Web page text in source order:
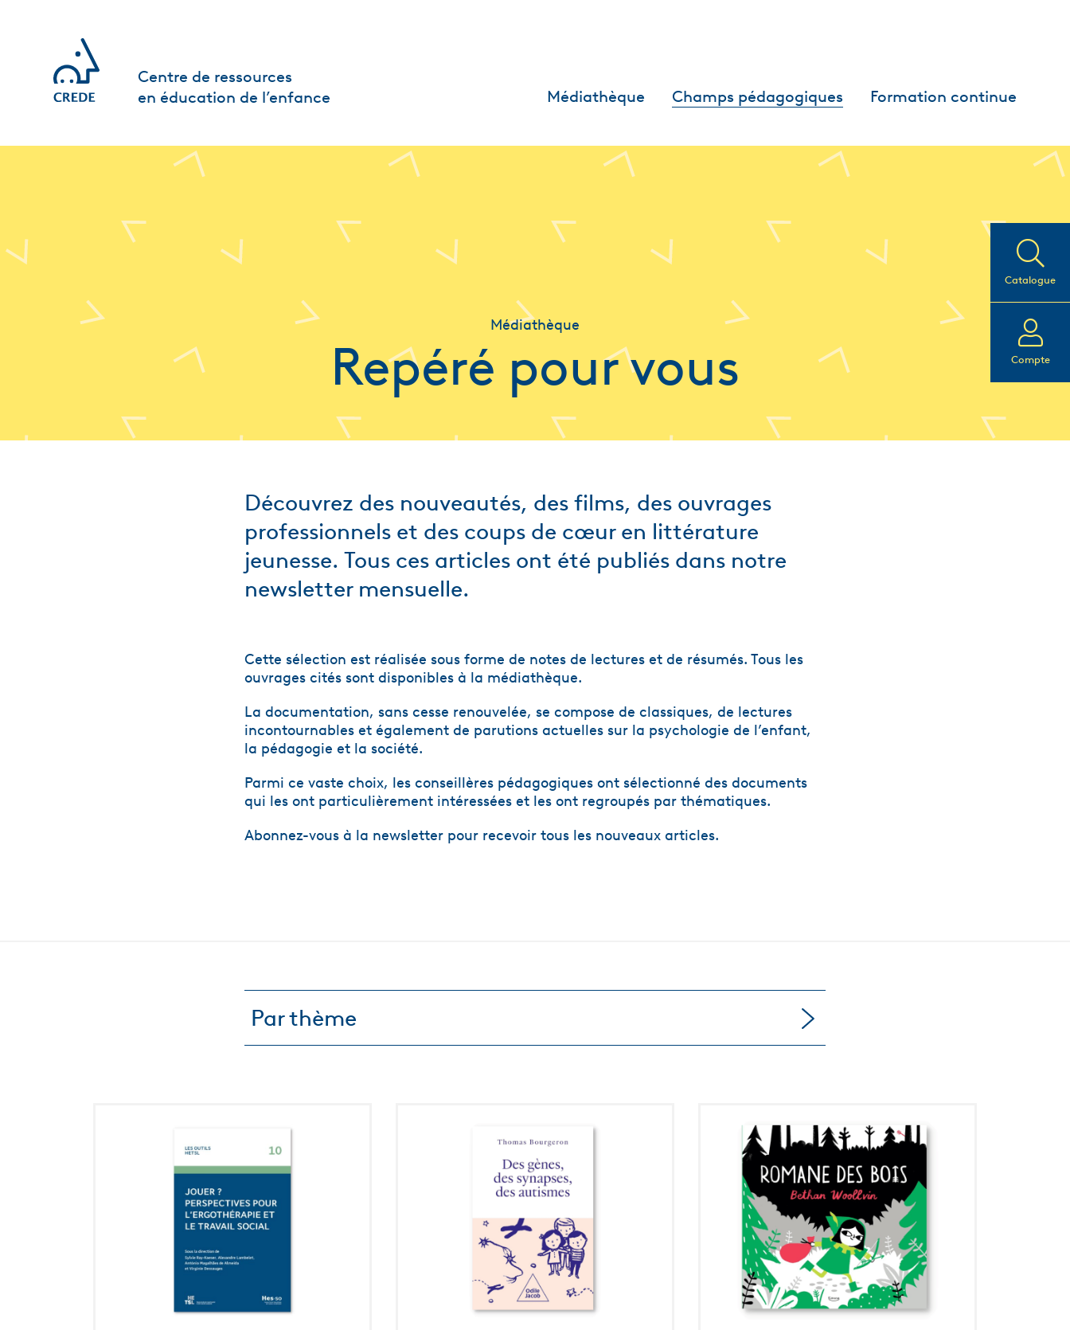
Catalogue
Compte
Centre de ressources
en éducation de l’enfance
Médiathèque Champs pédagogiques Formation continue
Médiathèque
Repéré pour vous
Découvrez des nouveautés, des films, des ouvrages
professionnels et des coups de cœur en littérature
jeunesse. Tous ces articles ont été publiés dans notre
newsletter mensuelle.
Cette sélection est réalisée sous forme de notes de lectures et de résumés. Tous les
ouvrages cités sont disponibles à la médiathèque.
La documentation, sans cesse renouvelée, se compose de classiques, de lectures
incontournables et également de parutions actuelles sur la psychologie de l’enfant,
la pédagogie et la société.
Parmi ce vaste choix, les conseillères pédagogiques ont sélectionné des documents
qui les ont particulièrement intéressées et les ont regroupés par thématiques.
Abonnez-vous à la newsletter pour recevoir tous les nouveaux articles.
Par thème